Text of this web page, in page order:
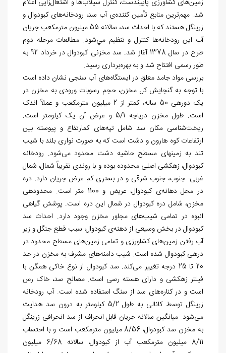
زمین‌های کشاورزی پایین‏دست، کنترل سیلاب‌ها و اشتغال‌زایی اعلام
شد. مهم‌ترین منابع تأمین کننده‌ی آب سد، رودخانه‌های کبودوال و
زرین‎گل هستند که با احداث سد، سالانه 55 ميليون مترمکعب جريان
آب این رودخانه‌ها کنترل و تنظيم مي‌شود. مطالعات مرحله دوم
طرح در سال 1378 آغاز شد. سد مخزنی کبودوال در خرداد 92 به
طور رسمی افتتاح شد و به بهره‌برداری رسید.
بررسی مواد جامد معلق در ایستگاه‌های آب سنجی نشان داده است
با توجه به گنجایش کل مخزن، حجم رسوبات ورودی به مخزن در
یک دوره‎ی 50 ساله، کمتر از 2 میلیون مترمکعب و عملاً اندک
است. طول مخزن دریاچه 5/1 و عرض آن یک کیلومتر است.
ریخت‌شناسی مکان سد شامل تپه‌های کم‏ارتفاع و پیوسته بین
ارتفاعات کوه هارون و دشت است که به صورت نواری بلند با شیب
تند به زمین‎های مسطح حاشیه دشت محدود می‌شود. رودخانه
کبودوال، زهکشی اصلی محدوده بوده و با روندی تقریباً شمال، شمال
غربی- جنوب، جنوب شرقی و در بستری کم عرض جریان دارد. دره
در محل دهانه‌ی کبودوال، عریض و 1100 متر است. محدوده‏ی
مخزن، شامل دره کبودوال در شمال این دره است. پوشش گیاهی
انبوه در تمامی شیب‌های مجاور مخزن وجود دارد. احداث سد
کبودوال در بخش وسیعی از دهنه‌ی کبودوال، سبب قطع جنگل و زیر
آب رفتن زمین‌های کشاورزی و تمامی زمین‌های مسطح محدود در
دره‏ی کبودوال شده است. شیب دامنه‌های مشرف به مخزن در حد
20 تا 25 درجه تغییر می‌کند. سد کبودوال از نوع خاکی همگن با
فیلتر زهکشی و دارای هسته رسی است. مصالح سد، خاک رس
است و در کناره‌های سد از سنگ استفاده شده است. آب رودخانه
زرین‏گل توسط کانالی به طول 5/2 کیلومتر به درون سد هدایت
می‌شود. میانگین سالانه جریان قابل انحراف از سد انحرافی زرین‏گل
به مخزن سد کبودوال، 8/56 میلیون مترمکعب است و با احتساب
8/11 میلیون مترمکعب آب از کبودوال، سالانه 6/68 میلیون